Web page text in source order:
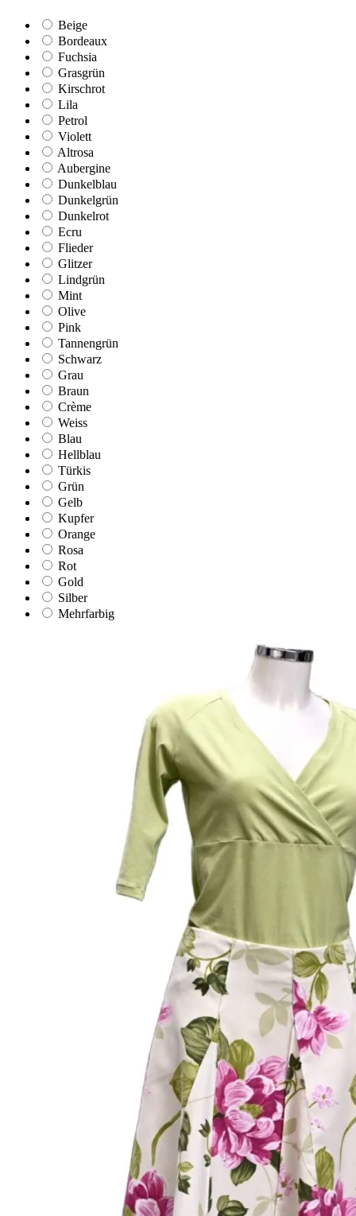
Beige
Bordeaux
Fuchsia
Grasgrün
Kirschrot
Lila
Petrol
Violett
Altrosa
Aubergine
Dunkelblau
Dunkelgrün
Dunkelrot
Ecru
Flieder
Glitzer
Lindgrün
Mint
Olive
Pink
Tannengrün
Schwarz
Grau
Braun
Crème
Weiss
Blau
Hellblau
Türkis
Grün
Gelb
Kupfer
Orange
Rosa
Rot
Gold
Silber
Mehrfarbig